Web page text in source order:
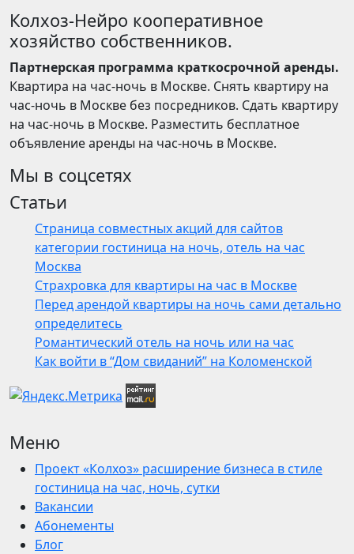
Колхоз-Нейро кооперативное
хозяйство собственников.
Партнерская программа краткосрочной аренды.
Квартира на час-ночь в Москве. Снять квартиру на
час-ночь в Москве без посредников. Сдать квартиру
на час-ночь в Москве. Разместить бесплатное
объявление аренды на час-ночь в Москве.
Мы в соцсетях
Статьи
Страница совместных акций для сайтов
категории гостиница на ночь, отель на час
Москва
Страхровка для квартиры на час в Москве
Перед арендой квартиры на ночь сами детально
определитесь
Романтический отель на ночь или на час
Как войти в “Дом свиданий” на Коломенской
Меню
Проект «Колхоз» расширение бизнеса в стиле
гостиница на час, ночь, сутки
Вакансии
Абонементы
Блог